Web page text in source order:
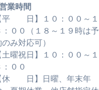
業時間
平 日】１０：００～１
：００（１８～１９時は予
み対応可）
土曜祝日】１０：００～１
：００
休 日】日曜、年末年